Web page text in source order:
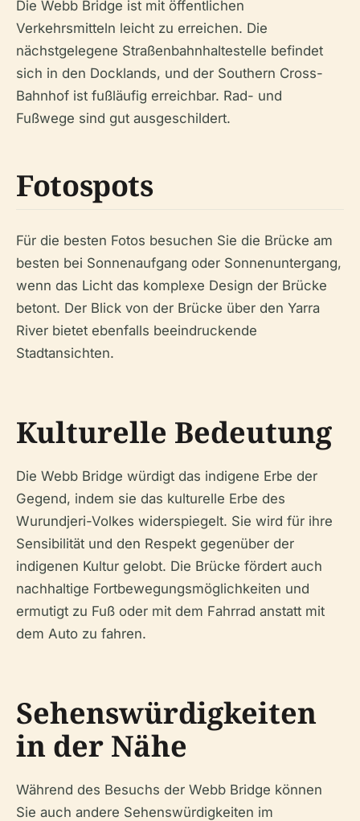
Die Webb Bridge ist mit öffentlichen
Verkehrsmitteln leicht zu erreichen. Die
nächstgelegene Straßenbahnhaltestelle befindet
sich in den Docklands, und der Southern Cross-
Bahnhof ist fußläufig erreichbar. Rad- und
Fußwege sind gut ausgeschildert.
Fotospots
Für die besten Fotos besuchen Sie die Brücke am
besten bei Sonnenaufgang oder Sonnenuntergang,
wenn das Licht das komplexe Design der Brücke
betont. Der Blick von der Brücke über den Yarra
River bietet ebenfalls beeindruckende
Stadtansichten.
Kulturelle Bedeutung
Die Webb Bridge würdigt das indigene Erbe der
Gegend, indem sie das kulturelle Erbe des
Wurundjeri-Volkes widerspiegelt. Sie wird für ihre
Sensibilität und den Respekt gegenüber der
indigenen Kultur gelobt. Die Brücke fördert auch
nachhaltige Fortbewegungsmöglichkeiten und
ermutigt zu Fuß oder mit dem Fahrrad anstatt mit
dem Auto zu fahren.
Sehenswürdigkeiten
in der Nähe
Während des Besuchs der Webb Bridge können
Sie auch andere Sehenswürdigkeiten im